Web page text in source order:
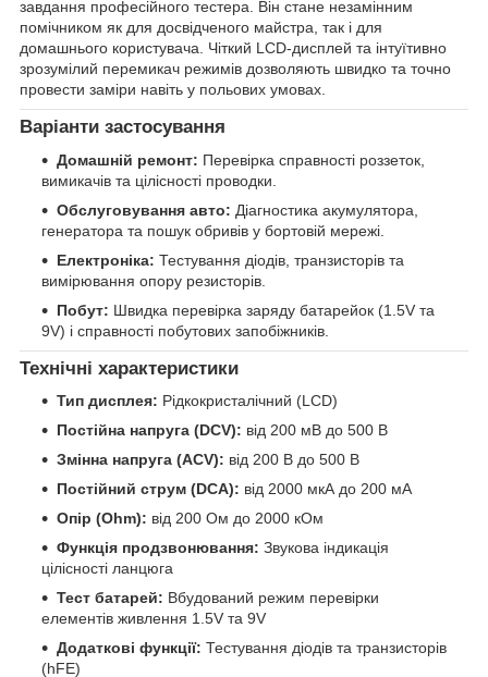
завдання професійного тестера. Він стане незамінним
помічником як для досвідченого майстра, так і для
домашнього користувача. Чіткий LCD-дисплей та інтуїтивно
зрозумілий перемикач режимів дозволяють швидко та точно
провести заміри навіть у польових умовах.
Варіанти застосування
Домашній ремонт: Перевірка справності роззеток,
вимикачів та цілісності проводки.
Обслуговування авто: Діагностика акумулятора,
генератора та пошук обривів у бортовій мережі.
Електроніка: Тестування діодів, транзисторів та
вимірювання опору резисторів.
Побут: Швидка перевірка заряду батарейок (1.5V та
9V) і справності побутових запобіжників.
Технічні характеристики
Тип дисплея: Рідкокристалічний (LCD)
Постійна напруга (DCV): від 200 мВ до 500 В
Змінна напруга (ACV): від 200 В до 500 В
Постійний струм (DCA): від 2000 мкА до 200 мА
Опір (Ohm): від 200 Ом до 2000 кОм
Функція продзвонювання: Звукова індикація
цілісності ланцюга
Тест батарей: Вбудований режим перевірки
елементів живлення 1.5V та 9V
Додаткові функції: Тестування діодів та транзисторів
(hFE)